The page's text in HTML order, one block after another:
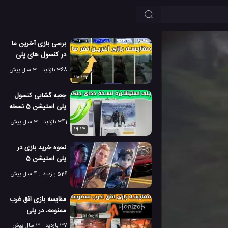
برسی بازی آخرین ما
در کنسول های پلی
استیشن 3، 4 و 5
368 بازدید
3 سال پیش
20:32
جعبه گشایی کنسول
پلی استیشن 5 نسخه
خدای جنگ
341 بازدید
3 سال پیش
19:14
نحوه خرید بازی در
پلی استیشن 5
526 بازدید 4 سال پیش
مقایسه بازی افق غرب
ممنوعه، در پلی
استیشن 4،4 پرو و 5
37 بازدید
3 سال پیش